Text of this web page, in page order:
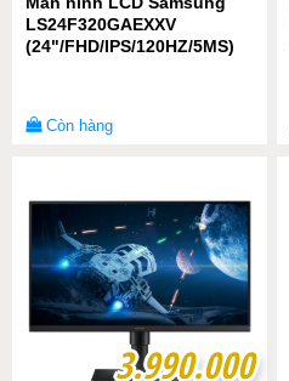
LS24F320GAEXXV
(24"/FHD/IPS/120HZ/5MS)
Còn hàng
3.990.000
3.990.000